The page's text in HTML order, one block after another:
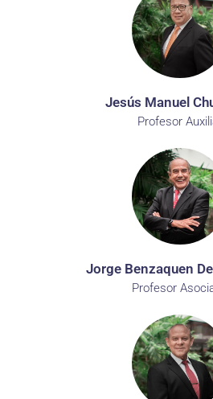
Jesús Manuel
Profesor
Jorge Benzaquen
Profesor